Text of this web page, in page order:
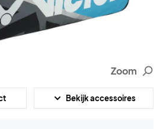
Zoom
Bekijk accessoires